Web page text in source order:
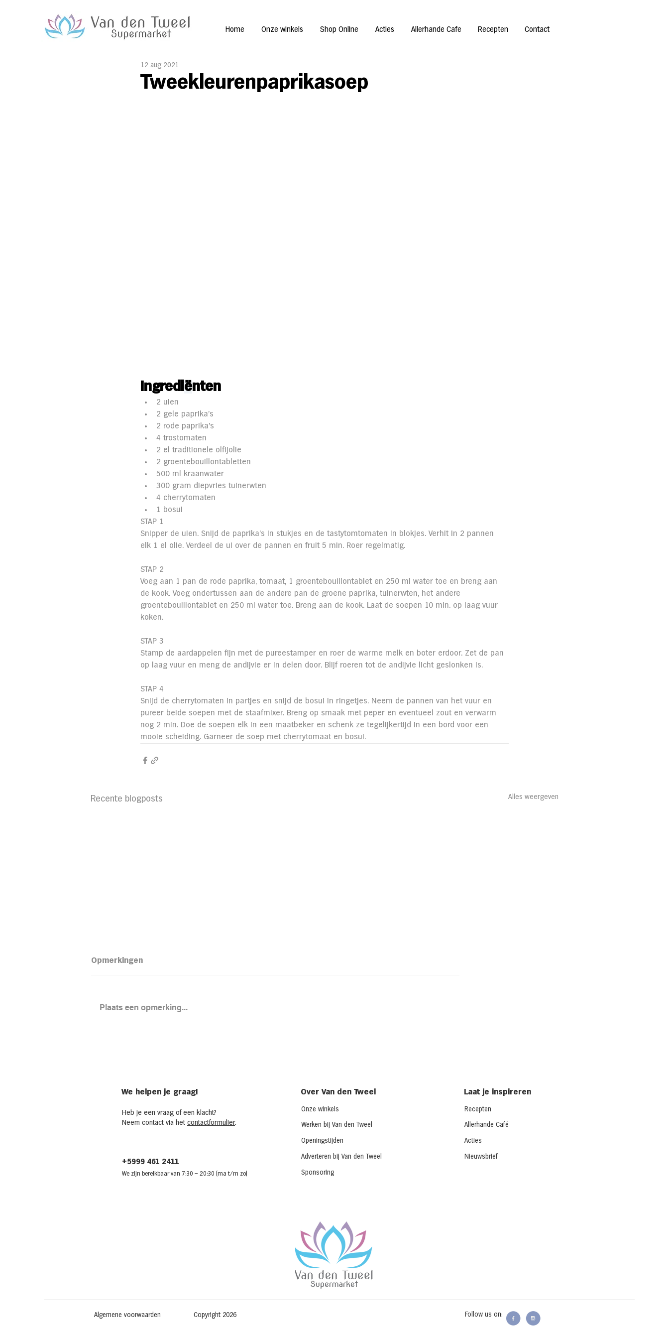
Home Onze winkels Shop Online Acties Allerhande Cafe Recepten Contact
Tweekleurenpaprikasoep
12 aug 2021
Ingredi ënten
2 uien
2 gele paprika's
2 rode paprika's
4 trostomaten
2 el traditionele olfijolie
2 groentebouillontabletten
500 ml kraanwater
300 gram diepvries tuinerwten
4 cherrytomaten
1 bosui
STAP 1
Snipper de uien. Snijd de paprika's in stukjes en de tastytomtomaten in blokjes. Verhit in 2 pannen
elk 1 el olie. Verdeel de ui over de pannen en fruit 5 min. Roer regelmatig.
STAP 2
Voeg aan 1 pan de rode paprika, tomaat, 1 groentebouillontablet en 250 ml water toe en breng aan
de kook. Voeg ondertussen aan de andere pan de groene paprika, tuinerwten, het andere
groentebouillontablet en 250 ml water toe. Breng aan de kook. Laat de soepen 10 min. op laag vuur
koken.
STAP 3
Stamp de aardappelen fijn met de pureestamper en roer de warme melk en boter erdoor. Zet de pan
op laag vuur en meng de andijvie er in delen door. Blijf roeren tot de andijvie licht geslonken is.
STAP 4
Snijd de cherrytomaten in partjes en snijd de bosui in ringetjes. Neem de pannen van het vuur en
pureer beide soepen met de staafmixer. Breng op smaak met peper en eventueel zout en verwarm
nog 2 min. Doe de soepen elk in een maatbeker en schenk ze tegelijkertijd in een bord voor een
mooie scheiding. Garneer de soep met cherrytomaat en bosui.
Recente blogposts Alles weergeven
Opmerkingen
Plaats een opmerking...
We helpen je graag!
Heb je een vraag of een klacht?
Neem contact via het contactformulier.
+5999 461 2411
We zijn bereikbaar van 7:30 – 20:30 (ma t/m zo)
Over Van den Tweel
Onze winkels
Werken bij Van den Tweel
Openingstijden
Adverteren bij Van den Tweel
Sponsoring
Laat je inspireren
Recepten
Allerhande Café
Acties
Nieuwsbrief
Algemene voorwaarden Copyright 2026 Follow us on: